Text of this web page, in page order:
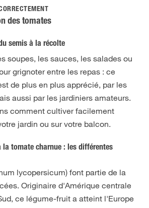
des tomates
semis à la récolte
soupes, les sauces, les salades ou
grignoter entre les repas : ce
de plus en plus apprécié, par les
aussi par les jardiniers amateurs.
comment cultiver facilement
jardin ou sur votre balcon.
la tomate charnue : les différentes
lycopersicum) font partie de la
Originaire d'Amérique centrale
ce légume-fruit a atteint l'Europe